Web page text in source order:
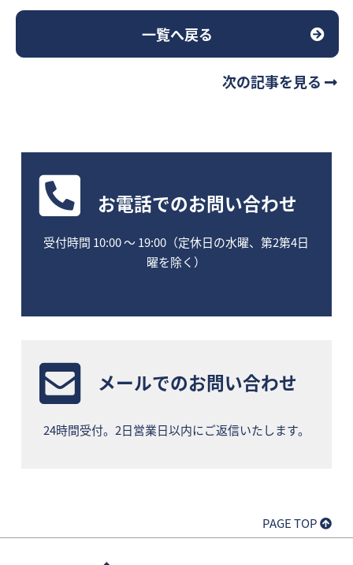
一覧へ戻る
次の記事を見る
お電話でのお問い合わせ
受付時間 10:00 〜 19:00（定休日の水曜、第2第4日
曜を除く）
メールでのお問い合わせ
24時間受付。2日営業日以内にご返信いたします。
PAGE TOP